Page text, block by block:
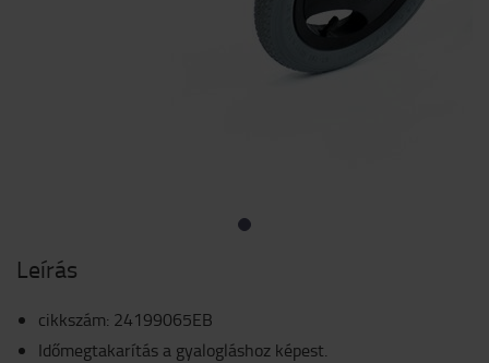
Leírás
cikkszám: 24199065EB
Időmegtakarítás a gyalogláshoz képest.